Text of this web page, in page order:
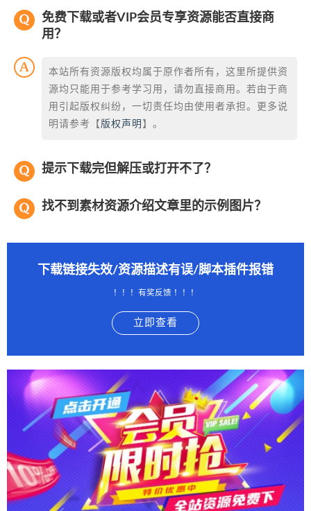
免费下载或者VIP会员专享资源能否直接商
用？
本站所有资源版权均属于原作者所有，这里所提供资
源均只能用于参考学习用，请勿直接商用。若由于商
用引起版权纠纷，一切责任均由使用者承担。更多说
明请参考【 版权声明 】。
提示下载完但解压或打开不了？
找不到素材资源介绍文章里的示例图片？
下载链接失效/资源描述有误/脚本插件报错
！！！有奖反馈 ！！！
立即查看